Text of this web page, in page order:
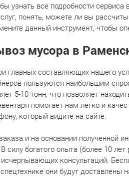
узнать все подробности
понять, можете ли вы
данный инструмент, чтобы
мусора в
главных составляющих нашего
пользуются наибольшим
5-10 тонн, что позволяет
помогает нам легко и
который видите на сайте.
и на основании
силу богатого опыта (более 10
консультаций.
они будут доставлены